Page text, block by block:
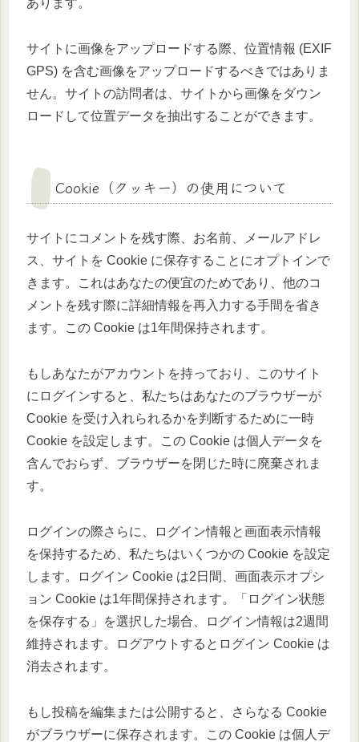
あります。
サイトに画像をアップロードする際、位置情報 (EXIF
GPS) を含む画像をアップロードするべきではありま
せん。サイトの訪問者は、サイトから画像をダウン
ロードして位置データを抽出することができます。
Cookie（クッキー）の使用について
サイトにコメントを残す際、お名前、メールアドレ
ス、サイトを Cookie に保存することにオプトインで
きます。これはあなたの便宜のためであり、他のコ
メントを残す際に詳細情報を再入力する手間を省き
ます。この Cookie は1年間保持されます。
もしあなたがアカウントを持っており、このサイト
にログインすると、私たちはあなたのブラウザーが
Cookie を受け入れられるかを判断するために一時
Cookie を設定します。この Cookie は個人データを
含んでおらず、ブラウザーを閉じた時に廃棄されま
す。
ログインの際さらに、ログイン情報と画面表示情報
を保持するため、私たちはいくつかの Cookie を設定
します。ログイン Cookie は2日間、画面表示オプシ
ョン Cookie は1年間保持されます。「ログイン状態
を保存する」を選択した場合、ログイン情報は2週間
維持されます。ログアウトするとログイン Cookie は
消去されます。
もし投稿を編集または公開すると、さらなる Cookie
がブラウザーに保存されます。この Cookie は個人デ